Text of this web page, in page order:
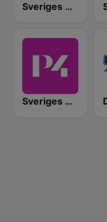
Sveriges Radio P4 Stockholm
Sveriges Radio P4 Göteborg